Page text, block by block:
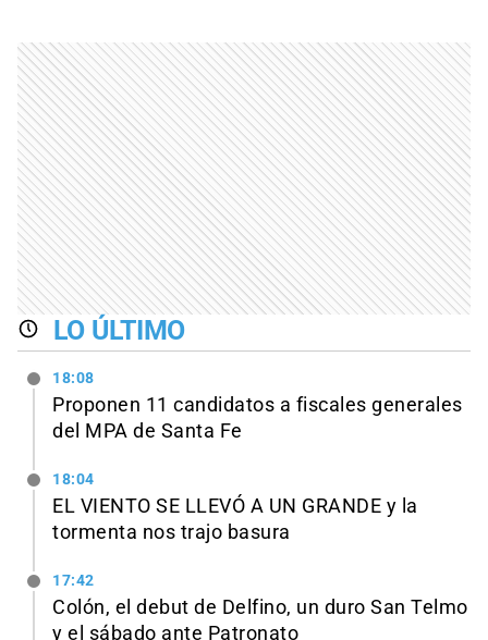
LO ÚLTIMO
18:08
Proponen 11 candidatos a fiscales generales
del MPA de Santa Fe
18:04
EL VIENTO SE LLEVÓ A UN GRANDE y la
tormenta nos trajo basura
17:42
Colón, el debut de Delfino, un duro San Telmo
y el sábado ante Patronato